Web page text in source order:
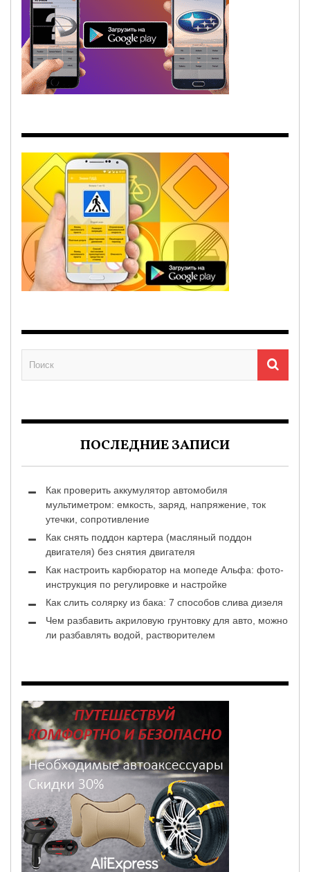
ПОСЛЕДНИЕ ЗАПИСИ
Как проверить аккумулятор автомобиля
мультиметром: емкость, заряд, напряжение, ток
утечки, сопротивление
Как снять поддон картера (масляный поддон
двигателя) без снятия двигателя
Как настроить карбюратор на мопеде Альфа: фото-
инструкция по регулировке и настройке
Как слить солярку из бака: 7 способов слива дизеля
Чем разбавить акриловую грунтовку для авто, можно
ли разбавлять водой, растворителем